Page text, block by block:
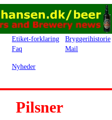
Etiket-forklaring Bryggerihistorie
Faq Mail
Nyheder
Pilsner